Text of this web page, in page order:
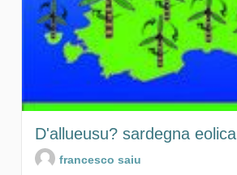
D'allueusu? sardegna eolica
francesco saiu